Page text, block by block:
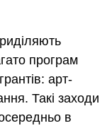
програм
арт-
Такі заходи
в